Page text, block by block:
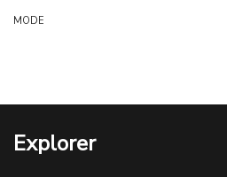
MODE
Explorer